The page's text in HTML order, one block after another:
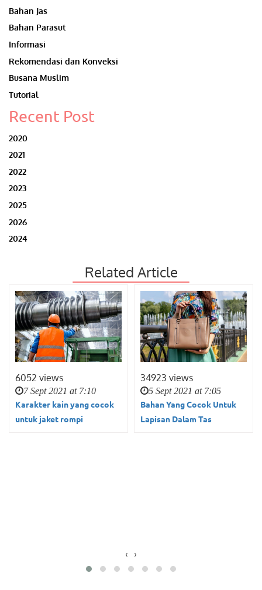
Bahan Jas
Bahan Parasut
Informasi
Rekomendasi dan Konveksi
Busana Muslim
Tutorial
Recent Post
2020
2021
2022
2023
2025
2026
2024
Related Article
6052 views
7 Sept 2021 at 7:10
Karakter kain yang cocok
untuk jaket rompi
34923 views
5 Sept 2021 at 7:05
Bahan Yang Cocok Untuk
Lapisan Dalam Tas
‹ ›